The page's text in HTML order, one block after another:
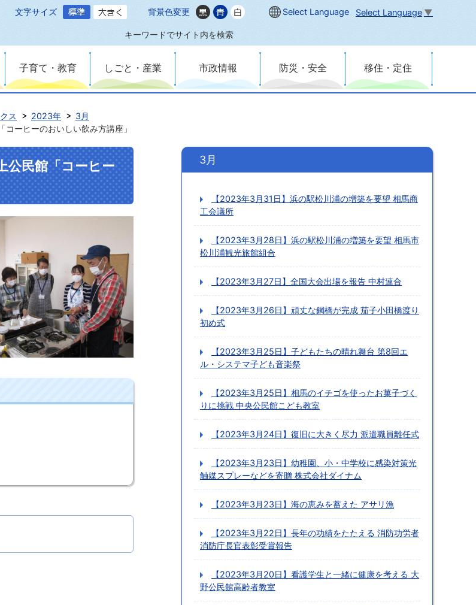
文字サイズ 背景色変更 Select Language Select Language ▼
キーワードでサイト内を検索
子育て・教育 しごと・産業 市政情報 防災・安全 移住・定住
ス 2023年
3月
ーヒーのおいしい飲み方講座」
公民館「コーヒー
3月
【2023年3月31日】浜の駅松川浦の増築を要望 相馬商
工会議所
【2023年3月28日】浜の駅松川浦の増築を要望 相馬市
松川浦観光旅館組合
【2023年3月27日】全国大会出場を報告 中村連合
【2023年3月26日】頑丈な鋼橋が完成 茄子小田橋渡り
初め式
【2023年3月25日】子どもたちの晴れ舞台 第8回エ
ル・システマ子ども音楽祭
【2023年3月25日】相馬のイチゴを使ったお菓子づく
りに挑戦 中央公民館こども教室
【2023年3月24日】復旧に大きく尽力 派遣職員離任式
【2023年3月23日】幼稚園、小・中学校に感染対策光
触媒スプレーなどを寄贈 株式会社ダイナム
【2023年3月23日】海の恵みを蓄えた アサリ漁
【2023年3月22日】長年の功績をたたえる 消防功労者
消防庁長官表彰受賞報告
【2023年3月20日】看護学生と一緒に健康を考える 大
野公民館高齢者教室